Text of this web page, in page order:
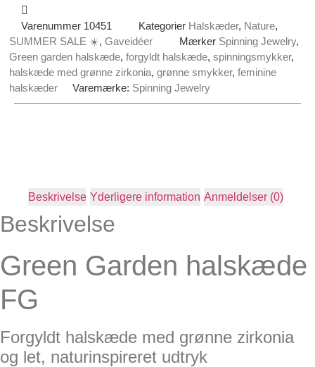
Varenummer 10451 Kategorier Halskæder, Nature,
SUMMER SALE ☀️, Gaveidéer Mærker Spinning Jewelry,
Green garden halskæde, forgyldt halskæde, spinningsmykker,
halskæde med grønne zirkonia, grønne smykker, feminine
halskæder
Varemærke: Spinning Jewelry
Beskrivelse Yderligere information Anmeldelser (0)
Beskrivelse
Green Garden halskæde
FG
Forgyldt halskæde med grønne zirkonia
og let, naturinspireret udtryk